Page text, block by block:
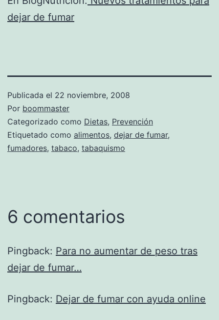
dejar de fumar
Publicada el 22 noviembre, 2008
Por boommaster
Categorizado como Dietas, Prevención
Etiquetado como alimentos, dejar de fumar,
fumadores, tabaco, tabaquismo
6 comentarios
Pingback: Para no aumentar de peso tras
dejar de fumar…
Pingback: Dejar de fumar con ayuda online